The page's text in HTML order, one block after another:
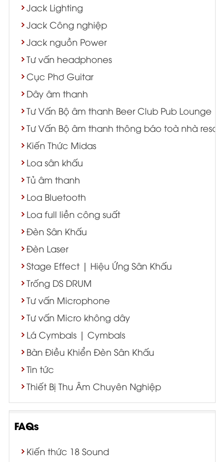
Jack Lighting
Jack Công nghiệp
Jack nguồn Power
Tư vấn headphones
Cục Phơ Guitar
Dây âm thanh
Tư Vấn Bộ âm thanh Beer Club Pub Lounge
Tư Vấn Bộ âm thanh thông báo toà nhà
Kiến Thức Midas
Loa sân khấu
Tủ âm thanh
Loa Bluetooth
Loa full liền công suất
Đèn Sân Khấu
Đèn Laser
Stage Effect | Hiệu Ứng Sân Khấu
Trống DS DRUM
Tư vấn Microphone
Tư vấn Micro không dây
Lá Cymbals | Cymbals
Bàn Điều Khiển Đèn Sân Khấu
Tin tức
Thiết Bị Thu Âm Chuyên Nghiệp
FAQs
Kiến thức 18 Sound